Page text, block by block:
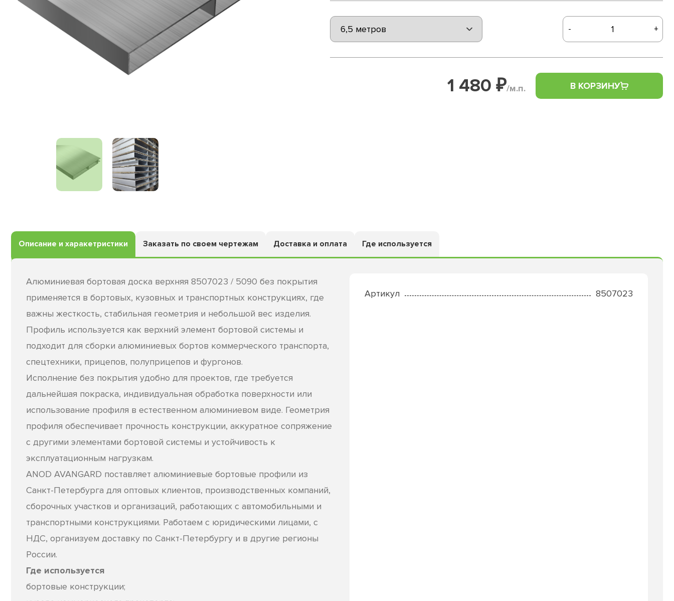
- +
1 480 ₽/м.п. В КОРЗИНУ
Описание и харакетристики Заказать по своем чертежам Доставка и оплата Где используется
Алюминиевая бортовая доска верхняя 8507023 / 5090 без покрытия
применяется в бортовых, кузовных и транспортных конструкциях, где
важны жесткость, стабильная геометрия и небольшой вес изделия.
Профиль используется как верхний элемент бортовой системы и
подходит для сборки алюминиевых бортов коммерческого транспорта,
спецтехники, прицепов, полуприцепов и фургонов.
Исполнение без покрытия удобно для проектов, где требуется
дальнейшая покраска, индивидуальная обработка поверхности или
использование профиля в естественном алюминиевом виде. Геометрия
профиля обеспечивает прочность конструкции, аккуратное сопряжение
с другими элементами бортовой системы и устойчивость к
эксплуатационным нагрузкам.
ANOD AVANGARD поставляет алюминиевые бортовые профили из
Санкт-Петербурга для оптовых клиентов, производственных компаний,
сборочных участков и организаций, работающих с автомобильными и
транспортными конструкциями. Работаем с юридическими лицами, с
НДС, организуем доставку по Санкт-Петербургу и в другие регионы
России.
Где используется
бортовые конструкции;
Артикул 8507023